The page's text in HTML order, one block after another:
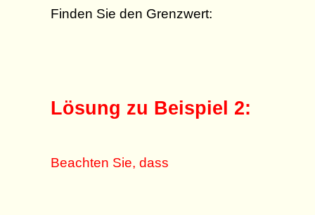
Finden Sie den Grenzwert:
Lösung zu Beispiel 2:
Beachten Sie, dass